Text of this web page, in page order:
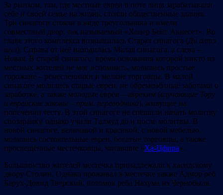
За рынком, там, где местные евреи в поте лица зарабатывали
себе и своей семье на жизнь, стояли общественные здания.
Три синагоги стояли в виде треугольника и имели
совместный двор, так называемый «Хацер Бейт Акнесет». Во
главе этого комплекса возвышалась Старая синагога (Ди алтэ
шул). Справа от неё находилась Малая синагога, а слева –
Новая. В старой синагоге, время основания которой никто из
местных жителей не мог вспомнить, молились простые
горожане – ремесленники и мелкие торговцы. В малой
синагоге молились старые евреи, не обременённые заботами о
заработке, а также молодые евреи – аврехим (изучающие Тору
и еврейские законы – прим. переводчика), живущие на
попечении тестя. В этой синагоге не спешили начать молитву
спозаранку, однако учили Талмуд до и после молитвы. В
новой синагоге, величавой и красивой, с новой мебелью,
молились состоятельные евреи, богатые торговцы, а также
просвещённые местечковцы, читавшие «Ха-Цфира».
Большинство жителей местечка принадлежали к хасидскому
двору Столин. Однако проживал в местечке также Адмор реб
Барух-Довид Тверский, потомок реба Нахума из Чернобыля.